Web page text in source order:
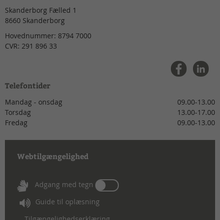
Skanderborg Fælled 1
8660 Skanderborg
Hovednummer: 8794 7000
CVR: 291 896 33
Telefontider
Mandag - onsdag
09.00-13.00
Torsdag
13.00-17.00
Fredag
09.00-13.00
Webtilgængelighed
Adgang med tegn Tænd
eller
sluk
for
Guide til oplæsning